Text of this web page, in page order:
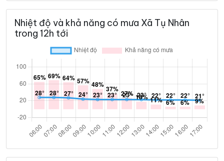
Nhiệt độ và khả năng có mưa Xã Tụ Nhân
trong 12h tới